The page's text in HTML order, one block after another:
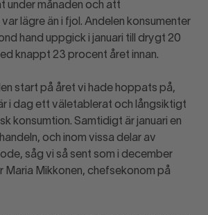
under månaden och att
lägre än i fjol. Andelen konsumenter
hand uppgick i januari till drygt 20
knappt 23 procent året innan.
start på året vi hade hoppats på,
i dag ett väletablerat och långsiktigt
konsumtion. Samtidigt är januari en
och inom vissa delar av
såg vi så sent som i december
Maria Mikkonen, chefsekonom på